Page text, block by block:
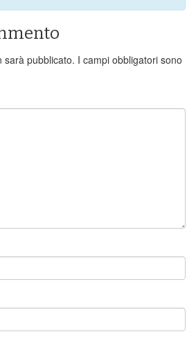
sarà pubblicato. I campi obbligatori sono